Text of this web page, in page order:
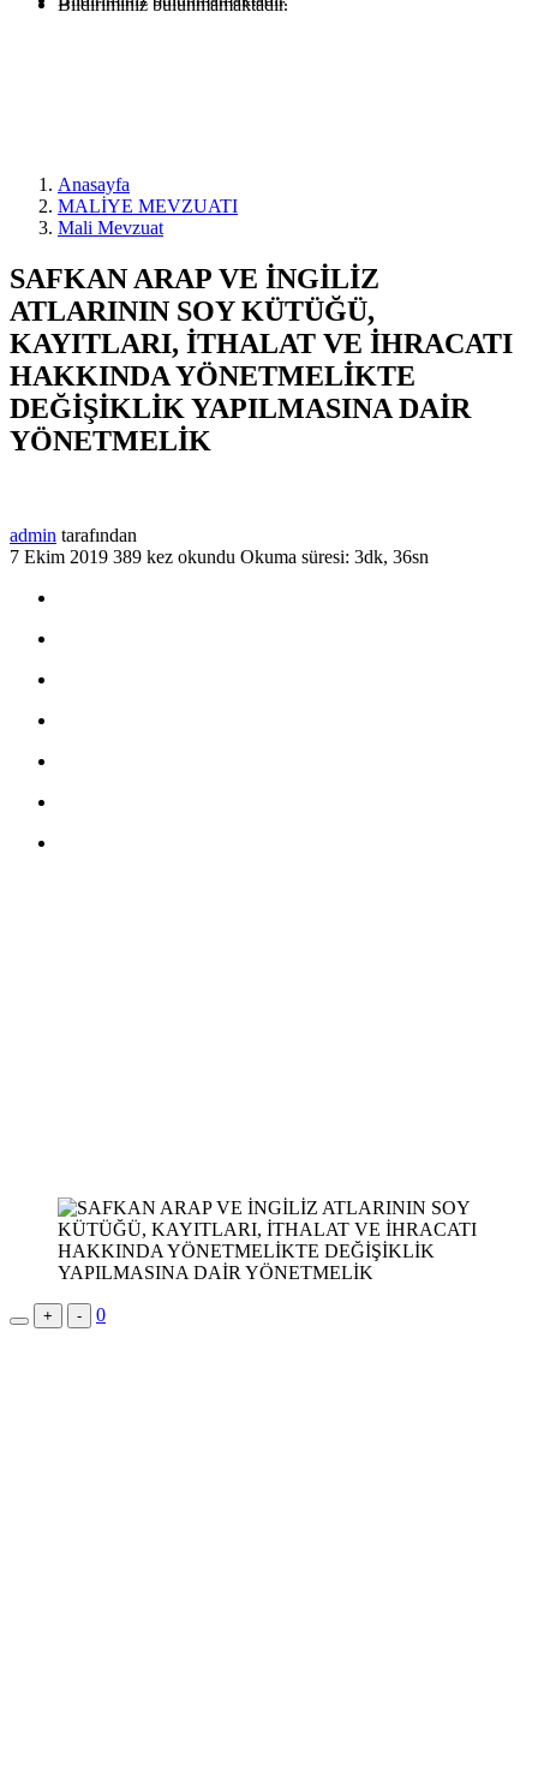
Bildiriminiz bulunmamaktadır.
Anasayfa
MALİYE MEVZUATI
Mali Mevzuat
SAFKAN ARAP VE İNGİLİZ
ATLARININ SOY KÜTÜĞÜ,
KAYITLARI, İTHALAT VE İHRACATI
HAKKINDA YÖNETMELİKTE
DEĞİŞİKLİK YAPILMASINA DAİR
YÖNETMELİK
admin tarafından
7 Ekim 2019 389 kez okundu Okuma süresi: 3dk, 36sn
+ - 0